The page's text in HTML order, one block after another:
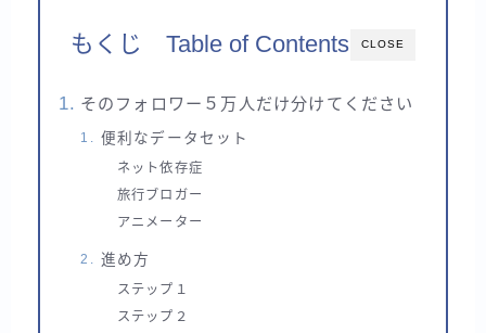
CLOSE
もくじ Table of Contents
そのフォロワー５万人だけ分けてください
便利なデータセット
ネット依存症
旅行ブロガー
アニメーター
進め方
ステップ１
ステップ２